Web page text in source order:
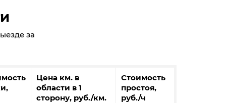
за
Цена км. в
области в 1
сторону, руб./км.
Стоимость
простоя,
руб./ч